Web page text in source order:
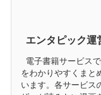
エンタピック運
電子書籍サービス
をわかりやすくまと
います。各サービス